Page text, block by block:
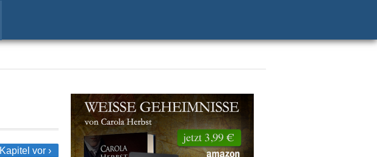
Kapitel vor ›